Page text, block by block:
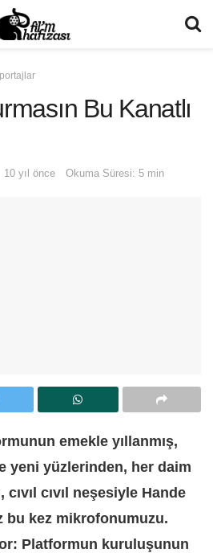
Bu Kanatlı
10 yıl önce Okuma Süresi: 5 min
emekle yıllanmış,
yeni yüzlerinden, her daim
cıvıl neşesiyle Hande
bu kez mikrofonumuzu.
Platformun kuruluşunun